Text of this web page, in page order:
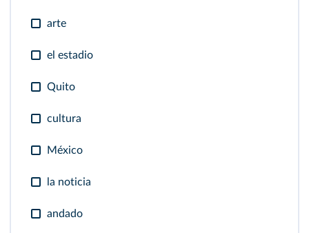
arte
el estadio
Quito
cultura
México
la noticia
andado